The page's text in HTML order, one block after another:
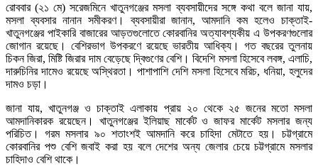
রোববার (২১ মে) সরেজমিনে খাতুনগঞ্জের মসলা ব্যবসায়ীদের সঙ্গে কথা বলে জানা যায়,
মসলা ব্যবসার নানান সমীকরণ। ব্যবসায়ীরা জানান, আমদানি কম হলেও চাক্তাই-
খাতুনগঞ্জের পাইকারি বাজারের আড়তগুলোতে কোরবানির অত্যাবশ্যকীয় এ উপকরণগুলোর
জোগান রয়েছে। বেশিরভাগ উপকরণে রয়েছে ভারতীয় আধিক্য। গত বছরের তুলনায়
চিকন জিরা, মিষ্টি জিরার দাম বেড়েছে দ্বিগুণের বেশি। বিদেশি মসলা হিসেবে লবঙ্গ, এলাচি,
দারুচিনির দামেও রয়েছে অস্থিরতা। পাশাপাশি দেশি মসলা হিসেবে মরিচ, ধনিয়া, হলুদের
দামও চড়া।
জানা যায়, খাতুনগঞ্জ ও চাক্তাই এলাকায় প্রায় ২০ থেকে ২৫ জনের মতো মসলা
আমদানিকারক রয়েছেন। খাতুনগঞ্জের ইলিয়াছ মার্কেট ও জাফর মার্কেট মসলার জন্য
পরিচিত। গরম মসলার ৯০ শতাংশই আমদানি করে চাহিদা মেটাতে হয়। চট্টগ্রামে
কোরবানির পশু বেশি জবাই করা হয় বলে দেশের অন্য জেলার চেয়ে চট্টগ্রামে মসলার
চাহিদাও বেশি থাকে।